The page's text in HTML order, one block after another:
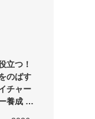
立つ！
のばす
チャー
養成